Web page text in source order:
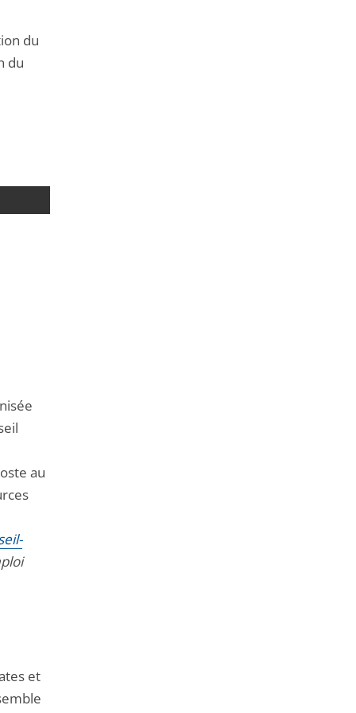
du
du
au
et